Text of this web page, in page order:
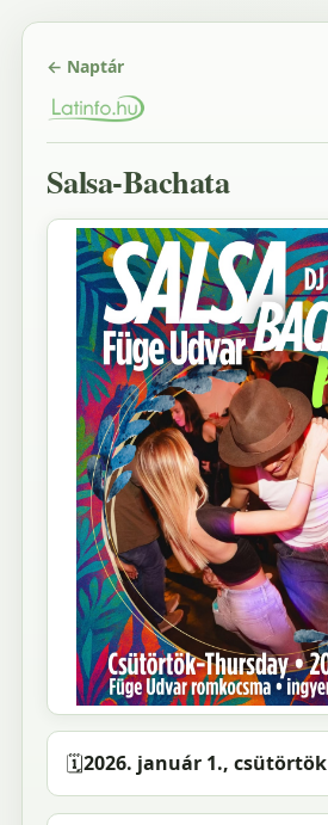
← Naptár
Salsa-Bachata
🗓️2026. január 1., csütörtök